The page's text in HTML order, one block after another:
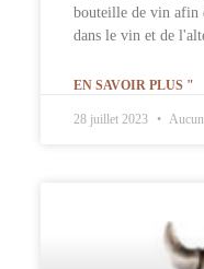
bouteille de vin afin
dans le vin et de
EN SAVOIR PLUS "
28 juillet 2023